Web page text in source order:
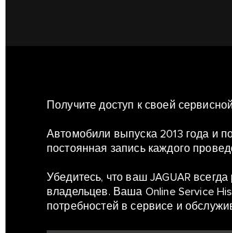
Получите доступ к своей
Автомобили выпуска 2013 года и
постоянная запись каждого
Убедитесь, что ваш JAGUAR
владельцев. Ваша Online Service
потребностей в сервисе и